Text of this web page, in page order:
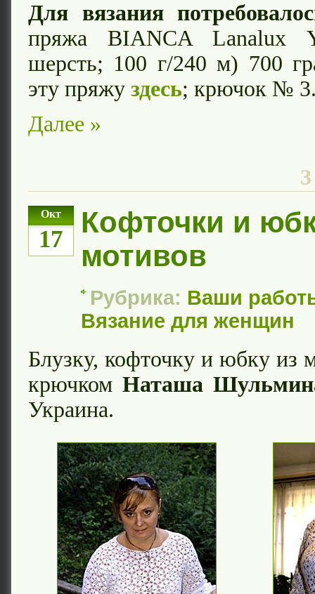
Для вязания
пряжа BIANCA Lanalux
шерсть; 100 г/240 м) 700
эту пряжу здесь; крючок №
Далее »
Окт
17
Кофточки и
мотивов
Рубрика: Ваши
Вязание для женщин
Блузку, кофточку и юбку из
крючкомНаташа
Украина.